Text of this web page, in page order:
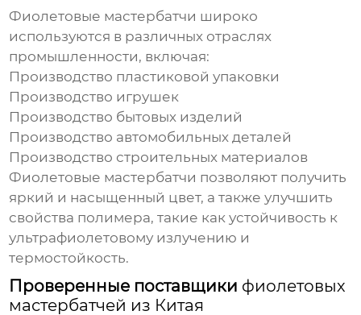
Фиолетовые мастербатчи широко
используются в различных отраслях
промышленности, включая:
Производство пластиковой упаковки
Производство игрушек
Производство бытовых изделий
Производство автомобильных деталей
Производство строительных материалов
Фиолетовые мастербатчи позволяют получить
яркий и насыщенный цвет, а также улучшить
свойства полимера, такие как устойчивость к
ультрафиолетовому излучению и
термостойкость.
Проверенные поставщики фиолетовых
мастербатчей из Китая